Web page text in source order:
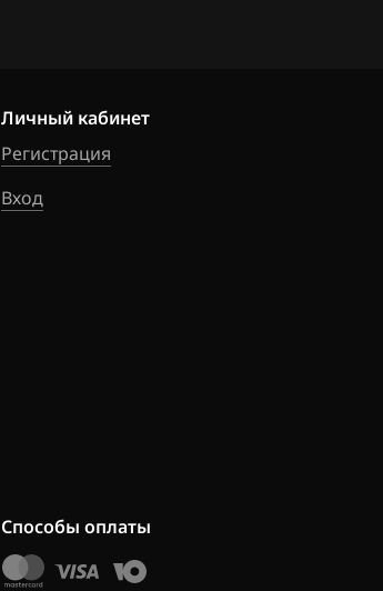
Личный кабинет
Регистрация
Вход
Способы оплаты